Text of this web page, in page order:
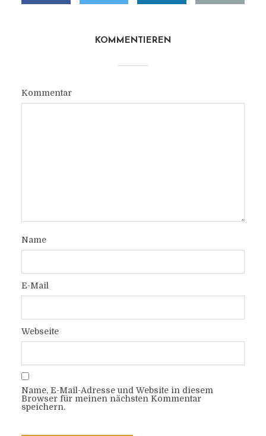
KOMMENTIEREN
Kommentar
Name
E-Mail
Webseite
Name, E-Mail-Adresse und Website in diesem
Browser für meinen nächsten Kommentar
speichern.